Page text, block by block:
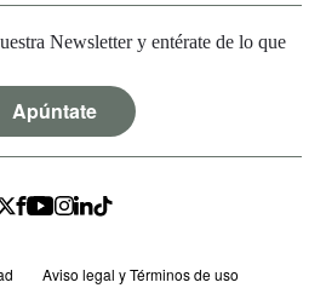
Newsletter y entérate de lo que
Apúntate
Aviso legal y Términos de uso